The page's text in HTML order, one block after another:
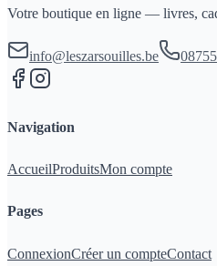
Votre boutique en ligne — livres,
info@leszarsouilles.be
Navigation
AccueilProduitsMon compte
Pages
ConnexionCréer un compteContact